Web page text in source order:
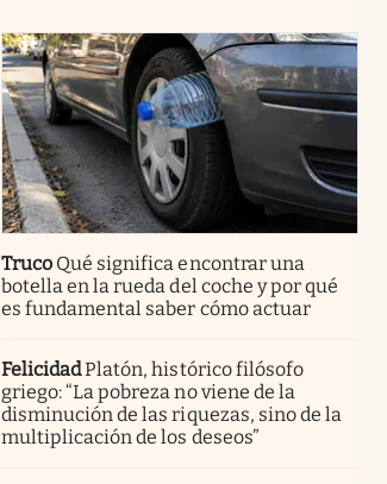
Truco Qué significa encontrar una
botella en la rueda del coche y por qué
es fundamental saber cómo actuar
FelicidadPlatón, histórico filósofo
griego: “La pobreza no viene de la
disminución de las riquezas, sino de la
multiplicación de los deseos”